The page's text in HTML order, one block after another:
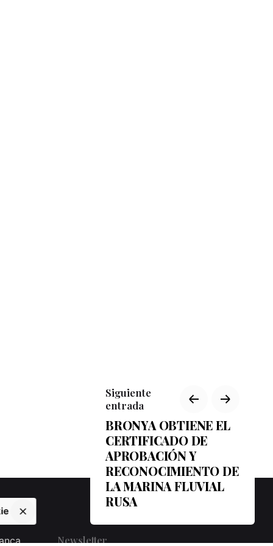
Siguiente
entrada
BRONYA OBTIENE EL
CERTIFICADO DE
APROBACIÓN Y
RECONOCIMIENTO DE
LA MARINA FLUVIAL
RUSA
Newsletter